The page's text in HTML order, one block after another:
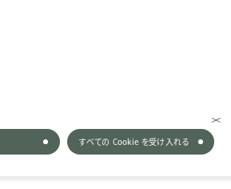
すべての Cookie を受け入れる